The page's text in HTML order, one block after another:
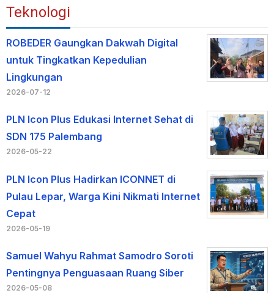
Teknologi
ROBEDER Gaungkan Dakwah Digital
untuk Tingkatkan Kepedulian
Lingkungan
2026-07-12
PLN Icon Plus Edukasi Internet Sehat di
SDN 175 Palembang
2026-05-22
PLN Icon Plus Hadirkan ICONNET di
Pulau Lepar, Warga Kini Nikmati Internet
Cepat
2026-05-19
Samuel Wahyu Rahmat Samodro Soroti
Pentingnya Penguasaan Ruang Siber
2026-05-08